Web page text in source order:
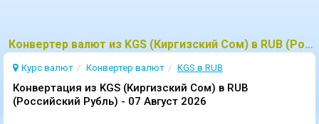
Конвертер валют из KGS (Киргизский Сом) в RUB (Российский Рубль)
Курс валют Конвертер валют KGS в RUB
Конвертация из KGS (Киргизский Сом) в RUB
(Российский Рубль) - 07 Август 2026